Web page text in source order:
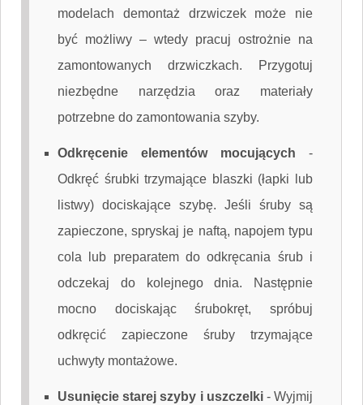
modelach demontaż drzwiczek może nie
być możliwy – wtedy pracuj ostrożnie na
zamontowanych drzwiczkach. Przygotuj
niezbędne narzędzia oraz materiały
potrzebne do zamontowania szyby.
Odkręcenie elementów mocujących -
Odkręć śrubki trzymające blaszki (łapki lub
listwy) dociskające szybę. Jeśli śruby są
zapieczone, spryskaj je naftą, napojem typu
cola lub preparatem do odkręcania śrub i
odczekaj do kolejnego dnia. Następnie
mocno dociskając śrubokręt, spróbuj
odkręcić zapieczone śruby trzymające
uchwyty montażowe.
Usunięcie starej szyby i uszczelki-Wyjmij